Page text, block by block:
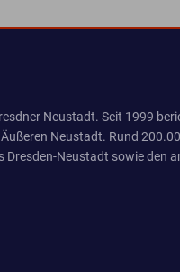
Neustadt. Seit 1999
Neustadt. Rund
Dresden-Neustadt sowie